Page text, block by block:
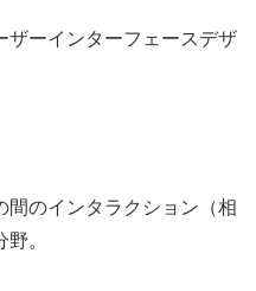
ザーインターフェースデザ
間のインタラクション（相
。